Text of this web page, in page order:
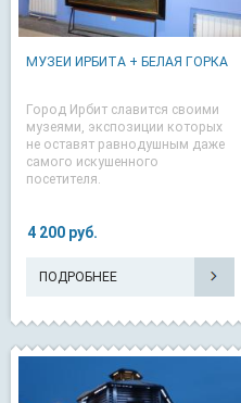
МУЗЕИ ИРБИТА + БЕЛАЯ ГОРКА
Город Ирбит славится своими
музеями, экспозиции которых
не оставят равнодушным даже
самого искушенного
посетителя.
4 200 руб.
ПОДРОБНЕЕ